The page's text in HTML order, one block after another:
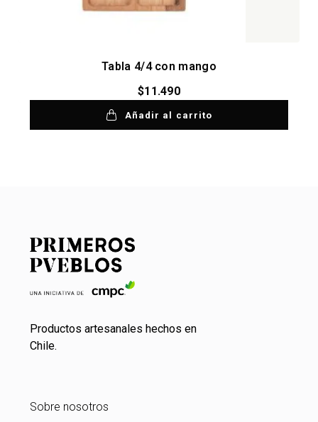
Tabla 4/4 con mango
$11.490
Añadir al carrito
Productos artesanales hechos en
Chile.
Sobre nosotros